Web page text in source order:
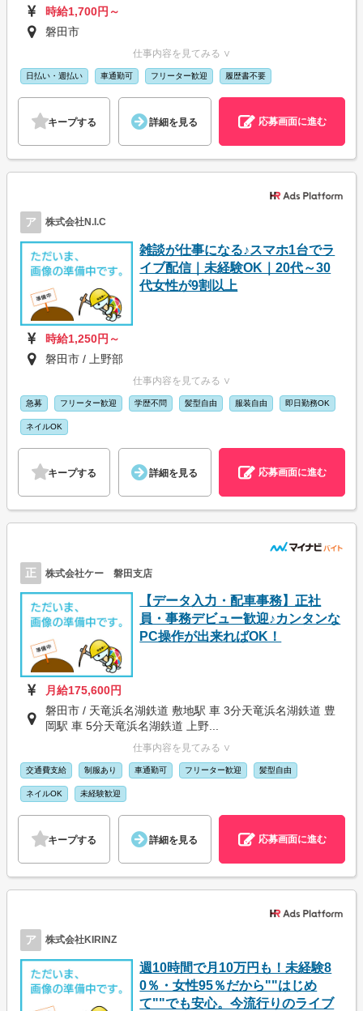
時給1,700円～
磐田市
仕事内容を見てみる ∨
日払い・週払い 車通勤可 フリーター歓迎 履歴書不要
キープする 詳細を見る 応募画面に進む
ア 株式会社N.I.C
雑談が仕事になる♪スマホ1台でラ
イブ配信｜未経験OK｜20代～30
代女性が9割以上
時給1,250円～
磐田市 / 上野部
仕事内容を見てみる ∨
急募 フリーター歓迎 学歴不問 髪型自由 服装自由 即日勤務OK
ネイルOK
キープする 詳細を見る 応募画面に進む
正 株式会社ケー 磐田支店
【データ入力・配車事務】正社
員・事務デビュー歓迎♪カンタンな
PC操作が出来ればOK！
月給175,600円
磐田市 / 天竜浜名湖鉄道 敷地駅 車 3分天竜浜名湖鉄道 豊
岡駅 車 5分天竜浜名湖鉄道 上野...
仕事内容を見てみる ∨
交通費支給 制服あり 車通勤可 フリーター歓迎 髪型自由
ネイルOK 未経験歓迎
キープする 詳細を見る 応募画面に進む
ア 株式会社KIRINZ
週10時間で月10万円も！未経験8
0％・女性95％だから""はじめ
て""でも安心。今流行りのライブ